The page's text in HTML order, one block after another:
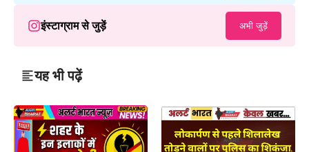
इंस्टाग्राम से जुड़ें अभी जुड़ें
यह भी पढ़ें